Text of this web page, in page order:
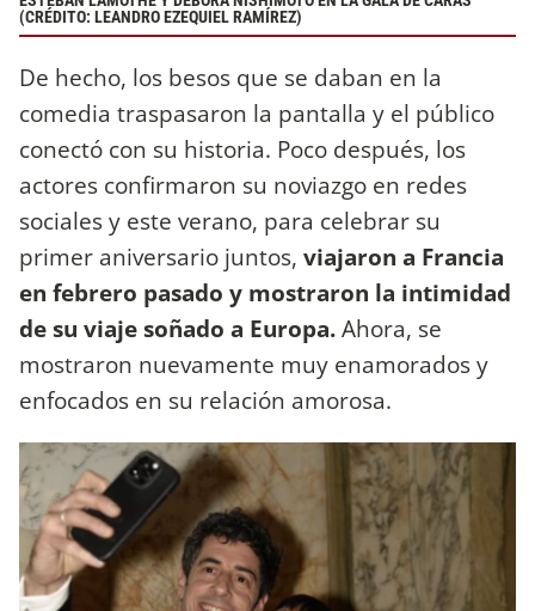
(CRÉDITO: LEANDRO EZEQUIEL RAMÍREZ)
De hecho, los besos que se daban en la
comedia traspasaron la pantalla y el público
conectó con su historia. Poco después, los
actores confirmaron su noviazgo en redes
sociales y este verano, para celebrar su
primer aniversario juntos, viajaron a Francia
en febrero pasado y mostraron la intimidad
de su viaje soñado a Europa.Ahora, se
mostraron nuevamente muy enamorados y
enfocados en su relación amorosa.